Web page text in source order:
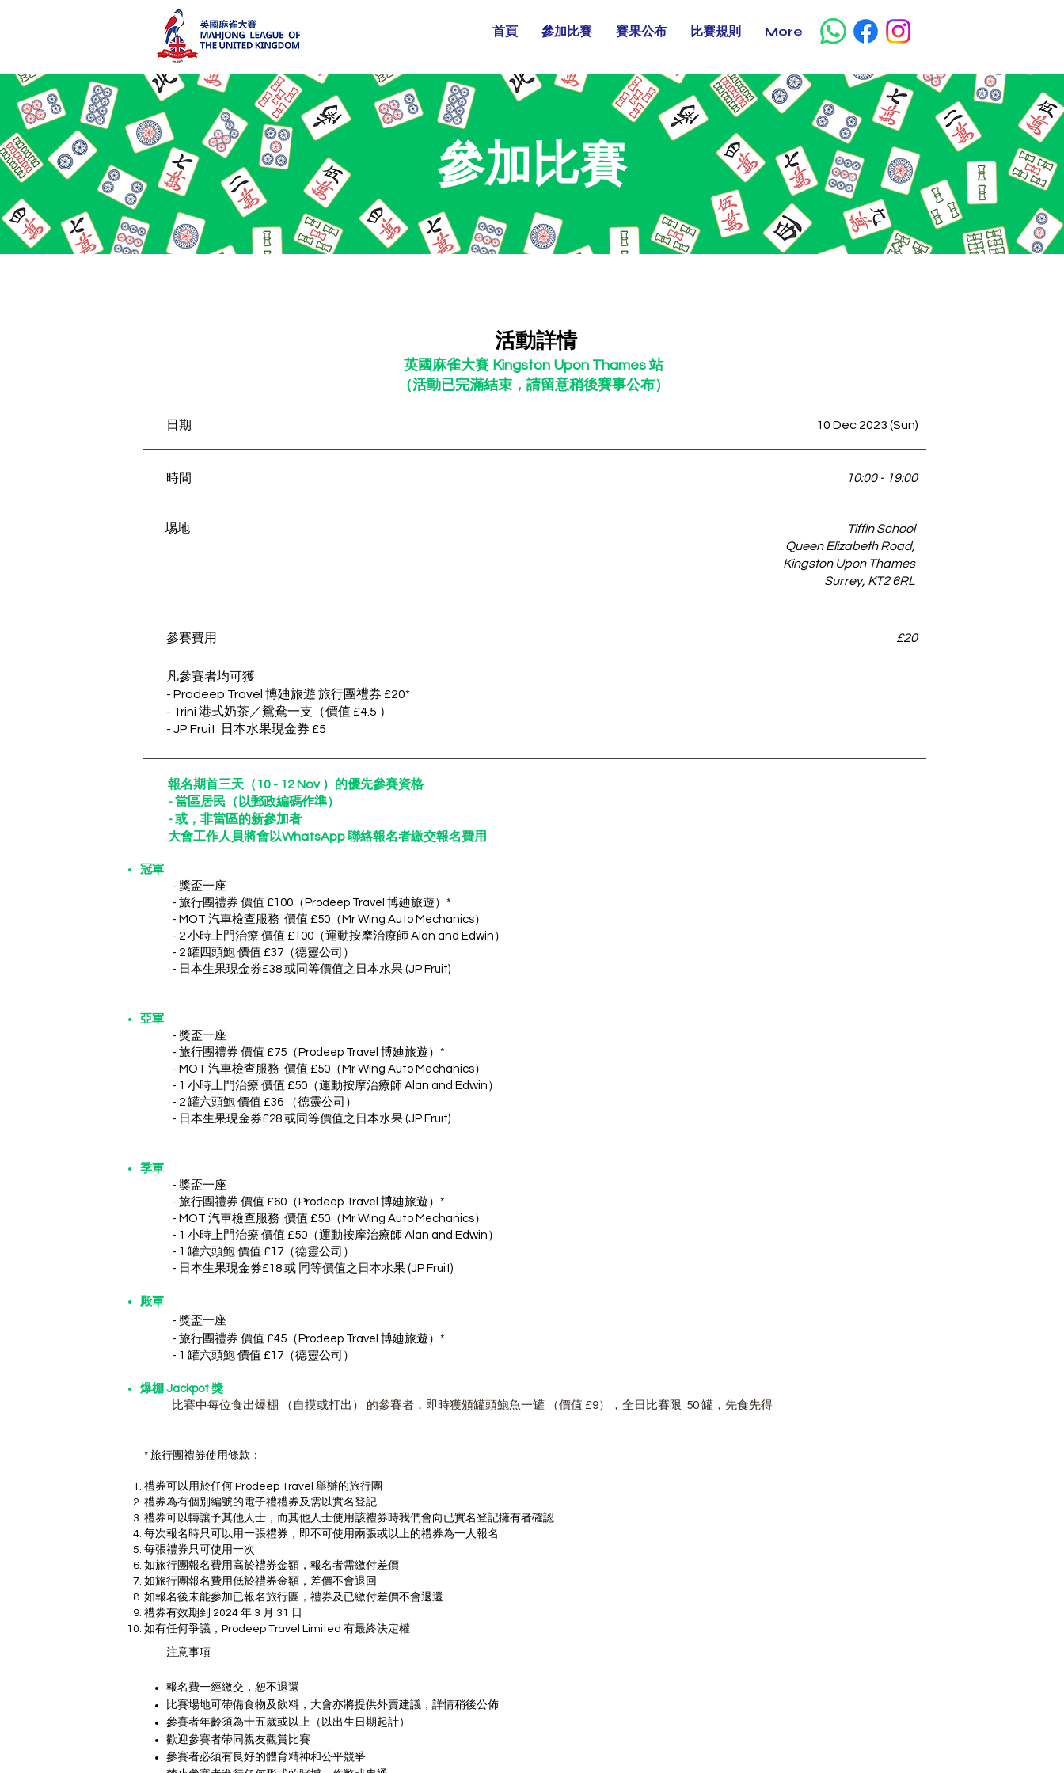
首頁 參加比賽 賽果公布 比賽規則 More
參加比賽
活動詳情
英國麻雀大賽 Kingston Upon Thames 站
​（活動已完滿結束，請留意稍後賽事公布）
​日期 10 Dec 2023 (Sun)
​時間 10:00 - 19:00
​埸地
Tiffin School
Queen Elizabeth Road,
Kingston Upon Thames
Surrey, KT2 6RL
​參賽費用 £20
​凡參賽者均可獲
- Prodeep Travel 博廸旅遊 旅行團禮券 £20*
- Trini 港式奶茶／鴛鴦一支（價值 £4.5 ）
- JP Fruit 日本水果現金券 £5
​報名期首三天（10 - 12 Nov ）的優先參賽資格
- 當區居民（以郵政編碼作準）
- 或，非當區的新參加者
大會工作人員將會以WhatsApp 聯絡報名者繳交報名費用
冠軍
- 獎盃一座
- 旅行團禮券 價值 £100（Prodeep Travel 博廸旅遊）*
- MOT 汽車檢查服務 價值 £50（Mr Wing Auto Mechanics）
- 2 小時上門治療 價值 £100（運動按摩治療師 Alan and Edwin）
- 2 罐四頭鮑 價值 £37（德靈公司）
- 日本生果現金券£38 或同等價值之日本水果 (JP Fruit)
亞軍
- 獎盃一座
- 旅行團禮券 價值 £75（Prodeep Travel 博廸旅遊）*
- MOT 汽車檢查服務 價值 £50（Mr Wing Auto Mechanics）
- 1 小時上門治療 價值 £50（運動按摩治療師 Alan and Edwin）
- 2 罐六頭鮑 價值 £36 （德靈公司）
- 日本生果現金券£28 或同等價值之日本水果 (JP Fruit)
季軍
- 獎盃一座
- 旅行團禮券 價值 £60（Prodeep Travel 博廸旅遊）*
- MOT 汽車檢查服務 價值 £50（Mr Wing Auto Mechanics）
- 1 小時上門治療 價值 £50（運動按摩治療師 Alan and Edwin）
- 1 罐六頭鮑 價值 £17（德靈公司）
- 日本生果現金券£18 或 同等價值之日本水果 (JP Fruit)
殿軍
- 獎盃一座
- 旅行團禮券 價值 £45（Prodeep Travel 博廸旅遊）*
- 1 罐六頭鮑 價值 £17 （德靈公司）
爆棚 Jackpot 獎
比賽中每位食出爆棚 （自摸或打出） 的參賽者，即時獲頒罐頭鮑魚一罐 （價值 £9），全日比賽限 50 罐，先食先得
* 旅行團禮券使用條款：
禮券可以用於任何 Prodeep Travel 舉辦的旅行團
禮券為有個別編號的電子禮禮券及需以實名登記
禮券可以轉讓予其他人士，而其他人士使用該禮券時我們會向已實名登記擁有者確認
每次報名時只可以用一張禮券，即不可使用兩張或以上的禮券為一人報名
每張禮券只可使用一次
如旅行團報名費用高於禮券金額，報名者需繳付差價
如旅行團報名費用低於禮券金額，差價不會退回
如報名後未能參加已報名旅行團，禮券及已繳付差價不會退還
禮券有效期到 2024 年 3 月 31 日
如有任何爭議，Prodeep Travel Limited 有最終決定權
注意事項
報名費一經繳交，恕不退還
比賽場地可帶備食物及飲料，大會亦將提供外賣建議，詳情稍後公佈
參賽者年齡須為十五歲或以上（以出生日期起計）
​歡迎參賽者帶同親友觀賞比賽
參賽者必須有良好的體育精神和公平競爭